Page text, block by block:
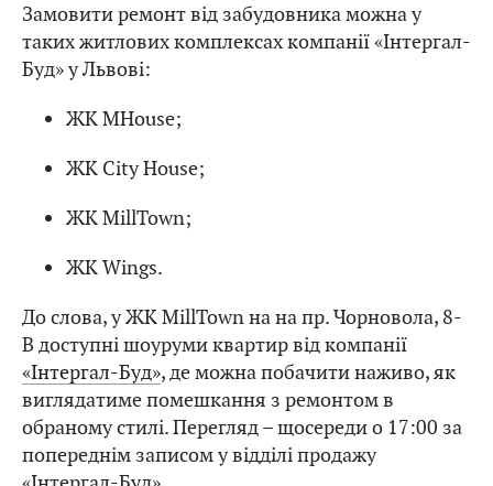
Замовити ремонт від забудовника можна у
таких житлових комплексах компанії «Інтергал-
Буд» у Львові:
ЖК MHouse;
ЖК City House;
ЖК MillTown;
ЖК Wings.
До слова, у ЖК MillTown на на пр. Чорновола, 8-
В доступні шоуруми квартир від компанії
«Інтергал-Буд», де можна побачити наживо, як
виглядатиме помешкання з ремонтом в
обраному стилі. Перегляд – щосереди о 17:00 за
попереднім записом у відділі продажу